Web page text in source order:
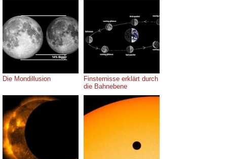
Die Mondillusion
Finsternisse erklärt durch
die Bahnebene